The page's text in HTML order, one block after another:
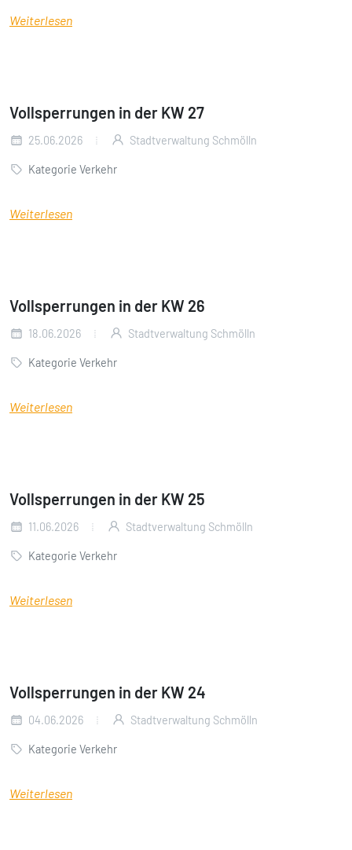
Weiterlesen
Vollsperrungen in der KW 27
25.06.2026 Stadtverwaltung Schmölln
Kategorie Verkehr
Weiterlesen
Vollsperrungen in der KW 26
18.06.2026 Stadtverwaltung Schmölln
Kategorie Verkehr
Weiterlesen
Vollsperrungen in der KW 25
11.06.2026 Stadtverwaltung Schmölln
Kategorie Verkehr
Weiterlesen
Vollsperrungen in der KW 24
04.06.2026 Stadtverwaltung Schmölln
Kategorie Verkehr
Weiterlesen